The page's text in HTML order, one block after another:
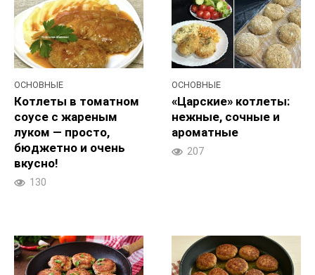
ОСНОВНЫЕ
Котлеты в томатном
соусе с жареным
луком — просто,
бюджетно и очень
вкусно!
130
ОСНОВНЫЕ
«Царские» котлеты:
нежные, сочные и
ароматные
207